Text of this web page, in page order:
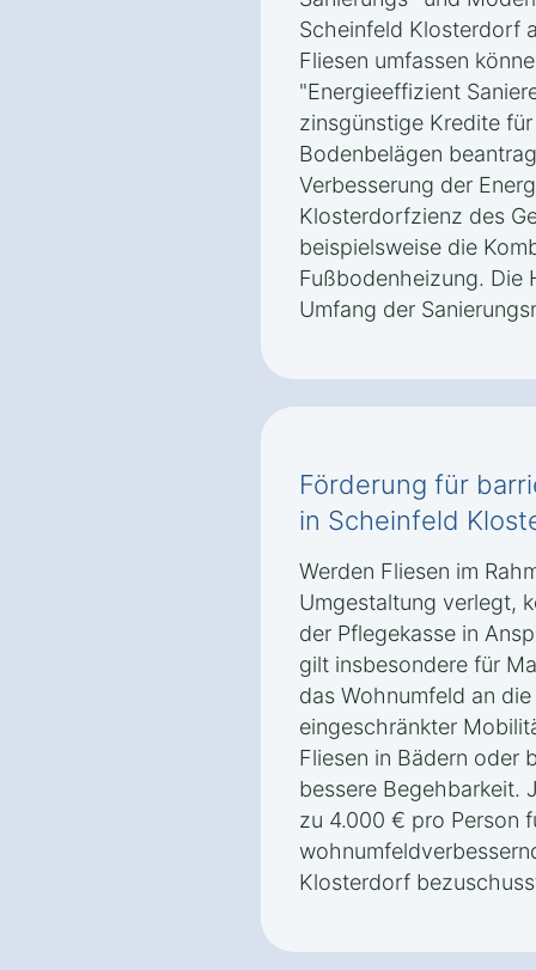
Scheinfeld Klosterdorf
Fliesen umfassen
"Energieeffizient
zinsgünstige Kredite
Bodenbelägen
Verbesserung der
Klosterdorfzienz des
beispielsweise die
Fußbodenheizung. Die
Umfang der
Förderung für
in Scheinfeld
Werden Fliesen im
Umgestaltung verlegt,
der Pflegekasse in
gilt insbesondere für
das Wohnumfeld an
eingeschränkter
Fliesen in Bädern oder
bessere Begehbarkeit.
zu 4.000 € pro Person
Klosterdorf